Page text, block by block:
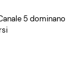
5 dominano